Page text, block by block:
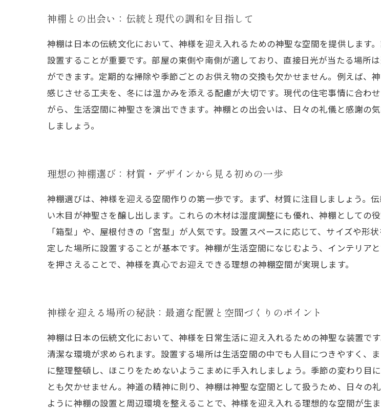
簡単ステップで実践！初心者でもでき
神棚との出会い：伝統と現代の調和を目指して
神棚は日本の伝統文化において、神様を迎え入れるための神聖な空間を提供します
設置することが重要です。部屋の東側や南側が適しており、直接日光が当たる場所
ができます。定期的な掃除や季節ごとのお供え物の交換も欠かせません。例えば、
感じさせる工夫を、冬には温かみを添える配慮が大切です。現代の住宅事情に合わ
がら、生活空間に神聖さを演出できます。神棚との出会いは、日々の礼儀と感謝の
しましょう。
理想の神棚選び：材質・デザインから見る初めの一歩
神棚選びは、神様を迎える空間作りの第一歩です。まず、材質に注目しましょう。
い木目が神聖さを醸し出します。これらの木材は湿度調整にも優れ、神棚としての
「箱型」や、屋根付きの「宮型」が人気です。設置スペースに応じて、サイズや
定した場所に設置することが基本です。神棚が生活空間になじむよう、インテリア
を押さえることで、神様を真心でお迎えできる理想の神棚空間が実現します。
神様を迎える場所の秘訣：最適な配置と空間づくりのポイント
神棚は日本の伝統文化において、神様を日常生活に迎え入れるための神聖な装置で
清潔な環境が求められます。設置する場所は生活空間の中でも人目につきやすく、
に整理整頓し、ほこりをためないようこまめに手入れしましょう。季節の変わり目
とも欠かせません。神道の精神に則り、神棚は神聖な空間として扱うため、日々の
ように神棚の設置と周辺環境を整えることで、神様を迎え入れる理想的な空間が生